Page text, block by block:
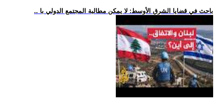
.. باحث في قضايا الشرق الأوسط: لا يمكن مطالبة المجتمع الدولي با